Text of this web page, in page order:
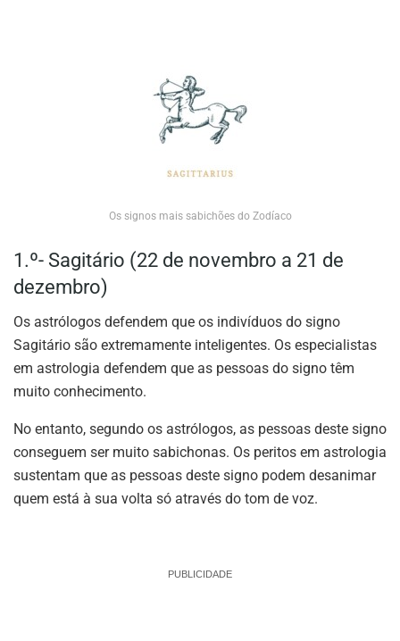
Os signos mais sabichões do Zodíaco
1.º- Sagitário (22 de novembro a 21 de
dezembro)
Os astrólogos defendem que os indivíduos do signo
Sagitário são extremamente inteligentes. Os especialistas
em astrologia defendem que as pessoas do signo têm
muito conhecimento.
No entanto, segundo os astrólogos, as pessoas deste signo
conseguem ser muito sabichonas. Os peritos em astrologia
sustentam que as pessoas deste signo podem desanimar
quem está à sua volta só através do tom de voz.
PUBLICIDADE